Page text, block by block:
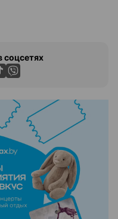
соцсетях
НА САЙТЕ